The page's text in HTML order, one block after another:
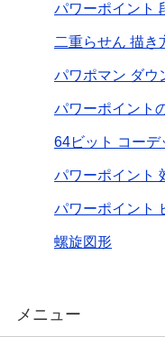
パワーポイント
二重らせん 描き
パワポマン ダウ
パワーポイント
64ビット コー
パワーポイント
パワーポイント
螺旋図形
メニュー